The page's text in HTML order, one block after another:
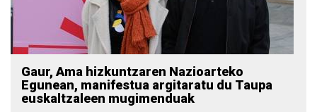
Gaur, Ama hizkuntzaren Nazioarteko
Egunean, manifestua argitaratu du Taupa
euskaltzaleen mugimenduak